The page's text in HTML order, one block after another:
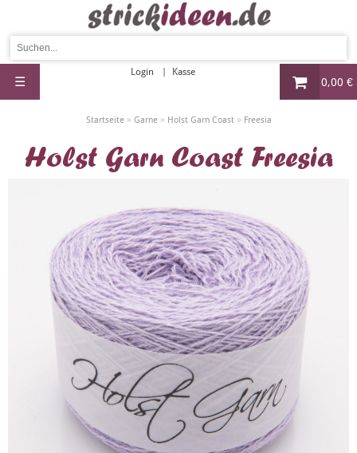
0,00 €
Login Kasse
☰
Startseite» Garne» Holst Garn Coast» Freesia
Holst Garn Coast Freesia